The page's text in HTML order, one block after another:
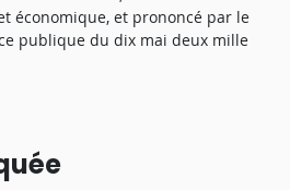
économique, et prononcé par le
publique du dix mai deux mille